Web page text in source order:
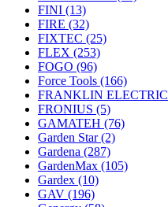
FINI (13)
FIRE (32)
FIXTEC (25)
FLEX (253)
FOGO (96)
Force Tools (166)
FRANKLIN ELECTRIC
FRONIUS (5)
GAMATEH (76)
Garden Star(2)
Gardena (287)
GardenMax (105)
Gardex (10)
GAV (196)